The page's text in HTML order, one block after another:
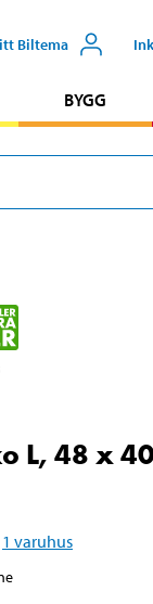
Biltema
BYGG
L, 48 x
1 varuhus